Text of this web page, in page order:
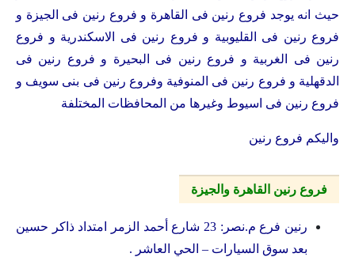
حيث انه يوجد فروع رنين فى القاهرة و فروع رنين فى الجيزة و
فروع رنين فى القليوبية و فروع رنين فى الاسكندرية و فروع
رنين فى الغربية و فروع رنين فى البحيرة و فروع رنين فى
الدقهلية و فروع رنين فى المنوفية وفروع رنين فى بنى سويف و
فروع رنين فى اسيوط وغيرها من المحافظات المختلفة
واليكم فروع رنين
فروع رنين القاهرة والجيزة
رنين فرع م.نصر: 23 شارع أحمد الزمر امتداد ذاكر حسين
بعد سوق السيارات – الحي العاشر .